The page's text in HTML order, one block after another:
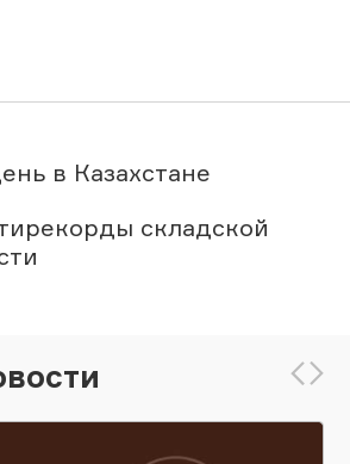
в Казахстане
складской